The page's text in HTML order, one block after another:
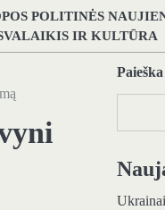
POLITINĖS
IR KULTŪRA
Paieška